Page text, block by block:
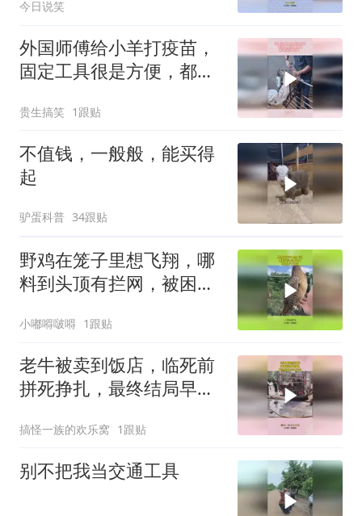
今日说笑
外国师傅给小羊打疫苗，
固定工具很是方便，都是
贵生搞笑 1跟贴
不值钱，一般般，能买得
起
驴蛋科普 34跟贴
野鸡在笼子里想飞翔，哪
料到头顶有拦网，被困住
小嘟嘚啵嘚 1跟贴
老牛被卖到饭店，临死前
拼死挣扎，最终结局早已
搞怪一族的欢乐窝 1跟贴
别不把我当交通工具